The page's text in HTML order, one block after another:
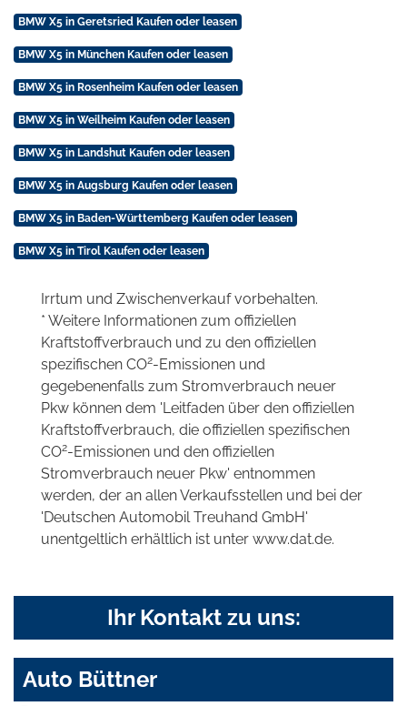
BMW X5 in Geretsried Kaufen oder leasen
BMW X5 in München Kaufen oder leasen
BMW X5 in Rosenheim Kaufen oder leasen
BMW X5 in Weilheim Kaufen oder leasen
BMW X5 in Landshut Kaufen oder leasen
BMW X5 in Augsburg Kaufen oder leasen
BMW X5 in Baden-Württemberg Kaufen oder leasen
BMW X5 in Tirol Kaufen oder leasen
Irrtum und Zwischenverkauf vorbehalten.
* Weitere Informationen zum offiziellen
Kraftstoffverbrauch und zu den offiziellen
spezifischen CO2-Emissionen und
gegebenenfalls zum Stromverbrauch neuer
Pkw können dem 'Leitfaden über den offiziellen
Kraftstoffverbrauch, die offiziellen spezifischen
CO2-Emissionen und den offiziellen
Stromverbrauch neuer Pkw' entnommen
werden, der an allen Verkaufsstellen und bei der
'Deutschen Automobil Treuhand GmbH'
unentgeltlich erhältlich ist unter www.dat.de.
Ihr Kontakt zu uns:
Auto Büttner